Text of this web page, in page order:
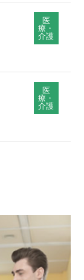
医
療・
介護
医
療・
介護